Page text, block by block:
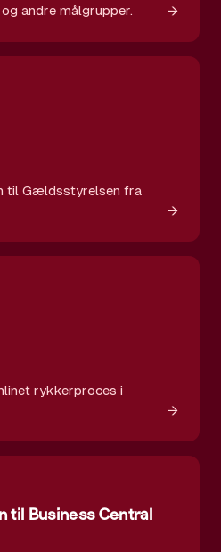
andre målgrupper.
→
til Gældsstyrelsen fra
→
rykkerproces i
→
til Business Central